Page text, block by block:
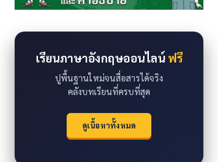
เรียนภาษาอังกฤษออนไลน์ ฟรี
ปูพื้นฐานใหม่จนสื่อสารได้จริง
คลังบทเรียนที่ครบที่สุด
ดูเนื้อหาทั้งหมด